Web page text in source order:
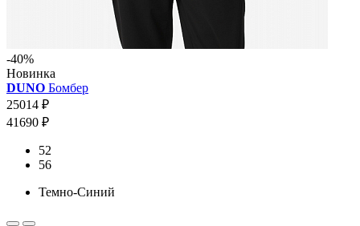
-40%
Новинка
DUNO Бомбер
25014 ₽
41690 ₽
52
56
Темно-Синий